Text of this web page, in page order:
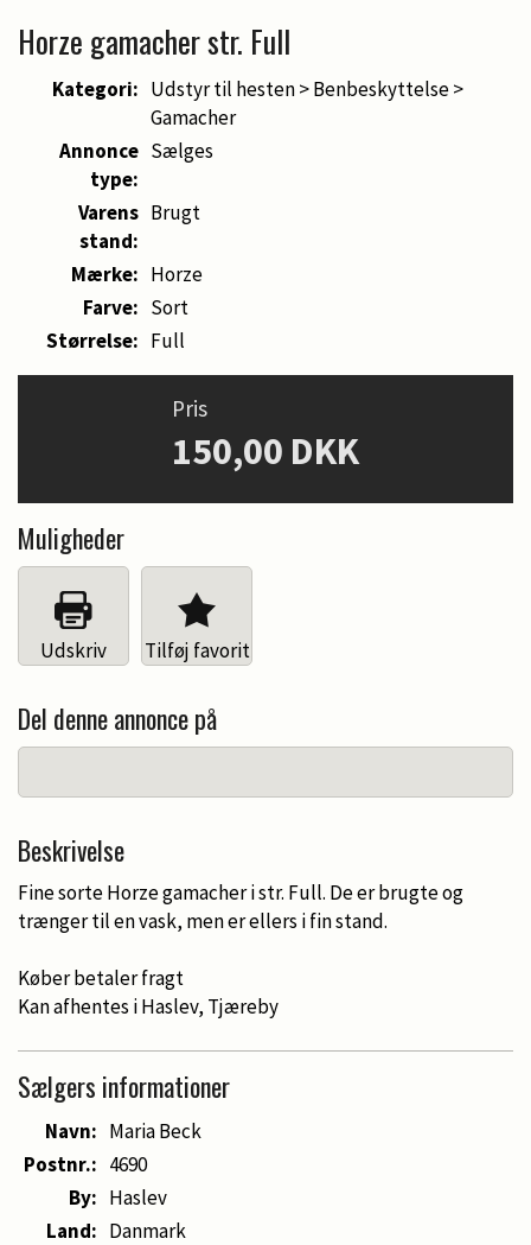
Horze gamacher str. Full
Kategori: Udstyr til hesten > Benbeskyttelse >
Gamacher
Annonce
type:
Sælges
Varens
stand:
Brugt
Mærke: Horze
Farve: Sort
Størrelse: Full
Pris
150,00 DKK
Muligheder
Udskriv Tilføj favorit
Del denne annonce på
Beskrivelse
Fine sorte Horze gamacher i str. Full. De er brugte og
trænger til en vask, men er ellers i fin stand.
Køber betaler fragt
Kan afhentes i Haslev, Tjæreby
Sælgers informationer
Navn: Maria Beck
Postnr.: 4690
By: Haslev
Land: Danmark